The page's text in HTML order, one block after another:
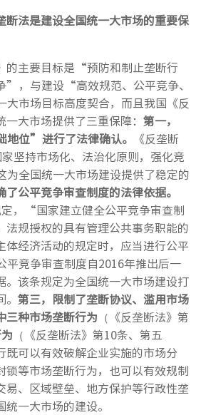
断法是建设全国统一大市场的重要保
的主要目标是“预防和制止垄断行
”，与建设“高效规范、公平竞争、
市场目标高度契合，而且我国《反
大市场提供了三重保障： 第一，
位”进行了法律确认。
《反垄断
坚持市场化、法治化原则，强化竞
全国统一大市场建设提供了稳定的
了公平竞争审查制度的法律依据。
定，“国家建立健全公平竞争审查制
法规授权的具有管理公共事务职能的
体经济活动的规定时，应当进行公平
竞争审查制度自2016年推出后一
。该条规定为全国统一大市场建设打
第三，限制了垄断协议、滥用市场
三种市场垄断行为 （《反垄断法》第
（《反垄断法》第10条、第五
既可以有效破解企业实施的市场分
锁等市场垄断行为，也可以有效规制
易、区域壁垒、地方保护等行政性垄
一大市场的建设。